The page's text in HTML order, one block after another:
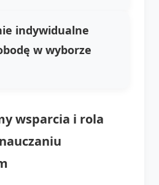
indywidualne
w wyborze
wsparcia i rola